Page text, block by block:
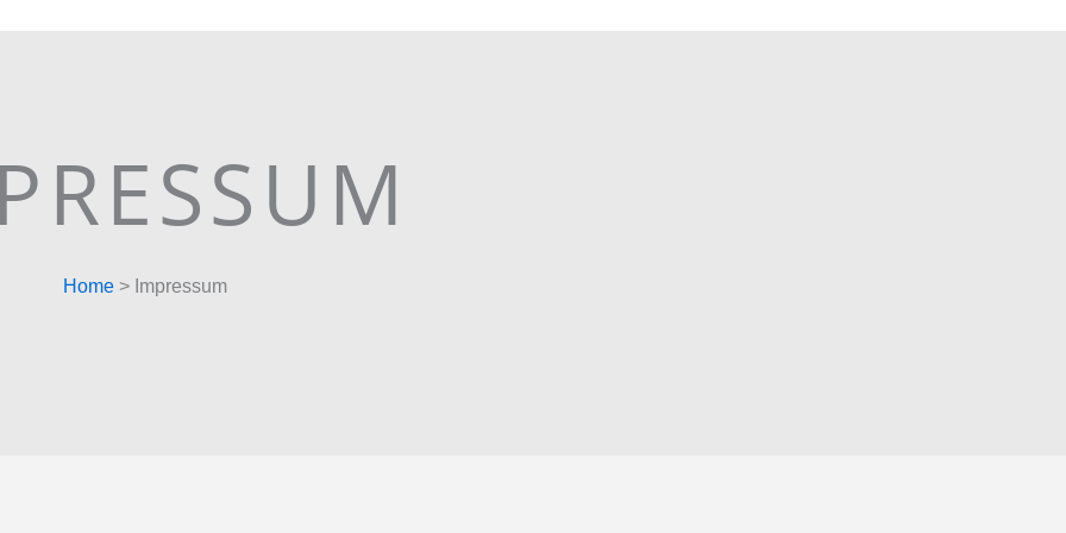
Home > Impressum